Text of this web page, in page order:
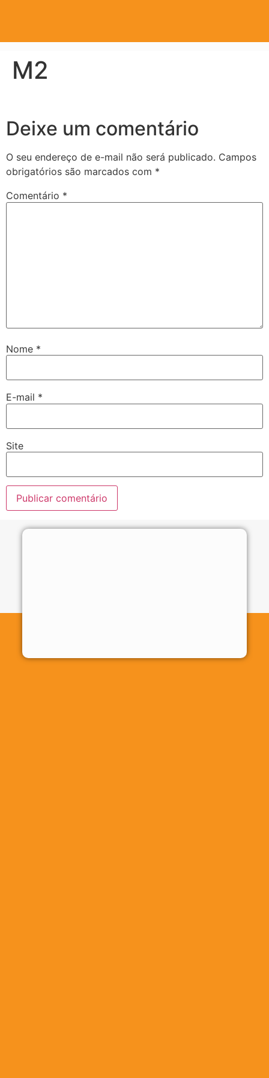
M2
Deixe um comentário
O seu endereço de e-mail não será publicado. Campos
obrigatórios são marcados com *
Comentário *
Nome *
E-mail *
Site